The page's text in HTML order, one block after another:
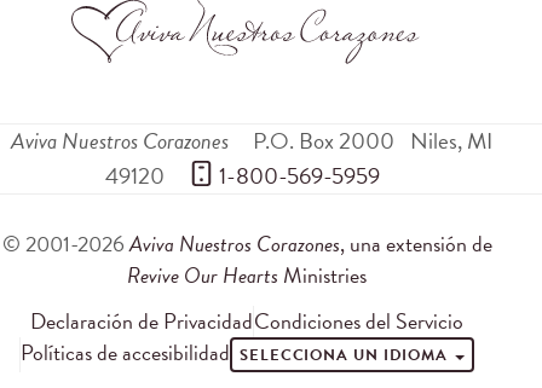
Aviva Nuestros Corazones P.O. Box 2000 Niles,MI
49120
1-800-569-5959
© 2001-2026Aviva Nuestros Corazones, una extensión de
Revive Our Hearts Ministries
Declaración de PrivacidadCondiciones del Servicio
Políticas de accesibilidad SELECCIONA UN IDIOMA